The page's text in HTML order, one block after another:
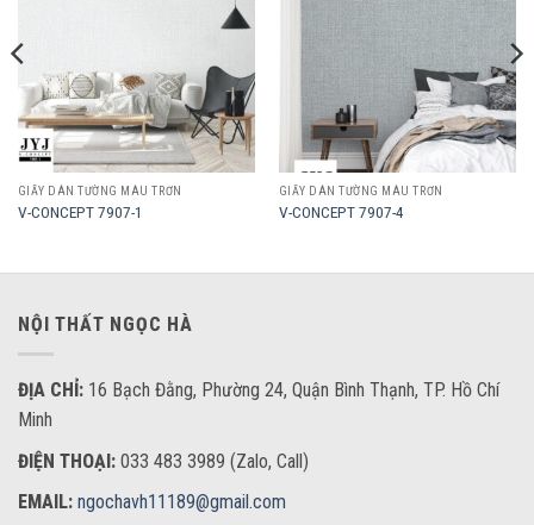
wishlist
GIẤY DÁN TƯỜNG MÀU TRƠN
V-CONCEPT 7907-1
wishlist
GIẤY DÁN TƯỜNG MÀU TRƠN
V-CONCEPT 7907-4
NỘI THẤT NGỌC HÀ
ĐỊA CHỈ: 16 Bạch Đằng, Phường 24, Quận Bình Thạnh, TP. Hồ Chí
Minh
ĐIỆN THOẠI: 033 483 3989 (Zalo, Call)
EMAIL: ngochavh11189@gmail.com